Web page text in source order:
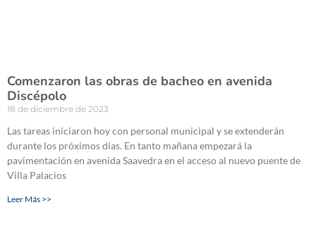
Comenzaron las obras de bacheo en avenida
Discépolo
18 de diciembre de 2023
Las tareas iniciaron hoy con personal municipal y se extenderán
durante los próximos días. En tanto mañana empezará la
pavimentación en avenida Saavedra en el acceso al nuevo puente de
Villa Palacios
Leer Más >>